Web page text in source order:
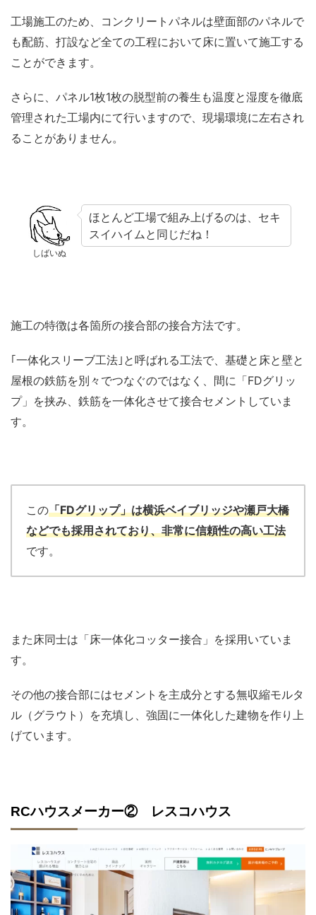
工場施工のため、コンクリートパネルは壁面部のパネルで
も配筋、打設など全ての工程において床に置いて施工する
ことができます。
さらに、パネル1枚1枚の脱型前の養生も温度と湿度を徹底
管理された工場内にて行いますので、現場環境に左右され
ることがありません。
しばいぬ
ほとんど工場で組み上げるのは、セキ
スイハイムと同じだね！
施工の特徴は各箇所の接合部の接合方法です。
｢一体化スリーブ工法｣と呼ばれる工法で、基礎と床と壁と
屋根の鉄筋を別々でつなぐのではなく、間に「FDグリッ
プ」を挟み、鉄筋を一体化させて接合セメントしていま
す。
この「FDグリップ」は横浜ベイブリッジや瀬戸大橋
などでも採用されており、非常に信頼性の高い工法
です。
また床同士は「床一体化コッター接合」を採用いていま
す。
その他の接合部にはセメントを主成分とする無収縮モルタ
ル（グラウト）を充填し、強固に一体化した建物を作り上
げています。
RCハウスメーカー② レスコハウス